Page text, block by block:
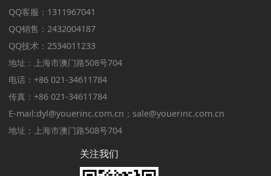
QQ客服：1311967041
QQ销售：2432004187
QQ技术：2534011233
地址：上海市澳门路508号704
电话：+86 021-34611784
传真：+86 021-34611784
E-mail:dyl@youerinc.com.cn；sale@youerinc.com.cn
地址：上海市澳门路508号704
关注我们